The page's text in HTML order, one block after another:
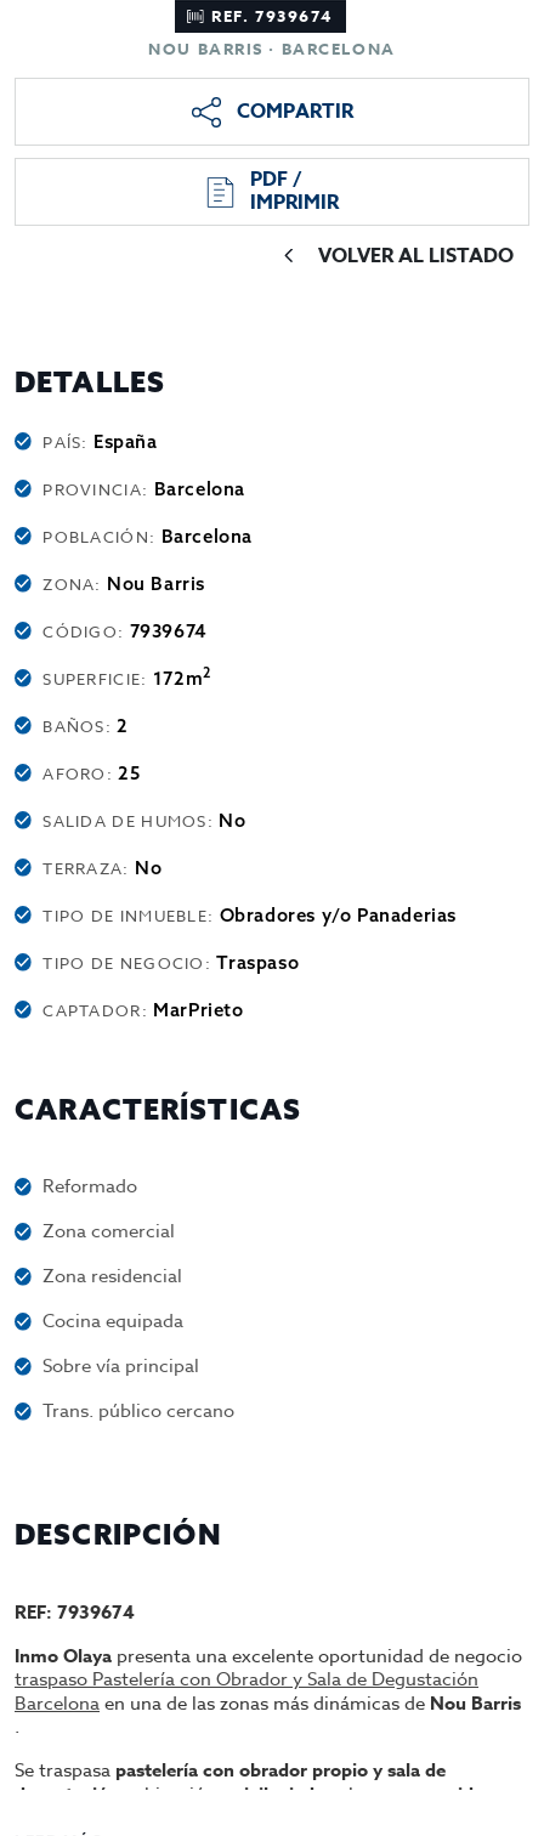
REF. 7939674
NOU BARRIS · BARCELONA
COMPARTIR
PDF /
IMPRIMIR
VOLVER AL LISTADO
DETALLES
PAÍS: España
PROVINCIA: Barcelona
POBLACIÓN: Barcelona
ZONA: Nou Barris
CÓDIGO: 7939674
SUPERFICIE: 172m2
BAÑOS:2
AFORO:25
SALIDA DE HUMOS: No
TERRAZA: No
TIPO DE INMUEBLE: Obradores y/o Panaderias
TIPO DE NEGOCIO:Traspaso
CAPTADOR: MarPrieto
CARACTERÍSTICAS
Reformado
Zona comercial
Zona residencial
Cocina equipada
Sobre vía principal
Trans. público cercano
DESCRIPCIÓN
REF: 7939674
Inmo Olaya presenta una excelente oportunidad de negocio
traspaso Pastelería con Obrador y Sala de Degustación
Barcelonaen una de las zonas más dinámicas de Nou Barris
.
Se traspasa pastelería con obrador propio y sala de
degustación
, ubicación privilegiada sobre una
avenida